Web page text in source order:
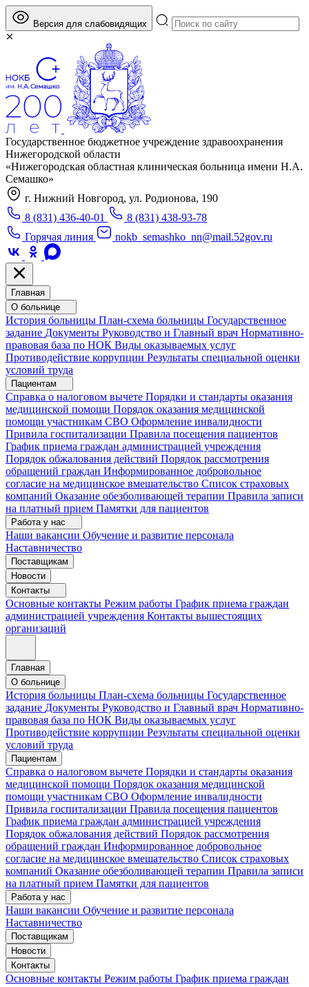
Версия для слабовидящих
Государственное бюджетное учреждение здравоохранения
Нижегородской области
«Нижегородская областная клиническая больница имени Н.А.
Семашко»
г. Нижний Новгород, ул. Родионова, 190
8 (831) 436-40-01
8 (831) 438-93-78
Горячая линия
nokb_semashko_nn@mail.52gov.ru
Главная
О больнице
История больницы План-схема больницы Государственное
задание Документы Руководство и Главный врач Нормативно-
правовая база по НОК Виды оказываемых услуг
Противодействие коррупции Результаты специальной оценки
условий труда
Пациентам
Справка о налоговом вычете Порядки и стандарты оказания
медицинской помощи Порядок оказания медицинской
помощи участникам СВО Оформление инвалидности
Привила госпитализации Правила посещения пациентов
График приема граждан администрацией учреждения
Порядок обжалования действий Порядок рассмотрения
обращений граждан Информированное добровольное
согласие на медицинское вмешательство Список страховых
компаний Оказание обезболивающей терапии Правила записи
на платный прием Памятки для пациентов
Работа у нас
Наши вакансии Обучение и развитие персонала
Наставничество
Поставщикам
Новости
Контакты
Основные контакты Режим работы График приема граждан
администрацией учреждения Контакты вышестоящих
организаций
Главная
О больнице
История больницы План-схема больницы Государственное
задание Документы Руководство и Главный врач Нормативно-
правовая база по НОК Виды оказываемых услуг
Противодействие коррупции Результаты специальной оценки
условий труда
Пациентам
Справка о налоговом вычете Порядки и стандарты оказания
медицинской помощи Порядок оказания медицинской
помощи участникам СВО Оформление инвалидности
Привила госпитализации Правила посещения пациентов
График приема граждан администрацией учреждения
Порядок обжалования действий Порядок рассмотрения
обращений граждан Информированное добровольное
согласие на медицинское вмешательство Список страховых
компаний Оказание обезболивающей терапии Правила записи
на платный прием Памятки для пациентов
Работа у нас
Наши вакансии Обучение и развитие персонала
Наставничество
Поставщикам
Новости
Контакты
Основные контакты Режим работы График приема граждан